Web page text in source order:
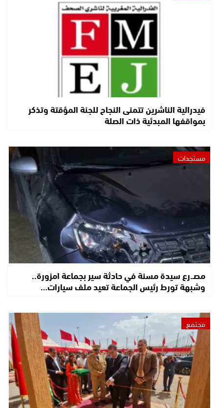
فيدرالية الناشرين تتمنى النجاح للجنة المؤقتة وتذكر
بمواقفها المبدئية ذات الصلة
مستجدات
مصـ.رع سيدة مسنة في حادثة سير بجماعة امزورة..
وشبهة تورط رئيس الجماعة تعيد ملف سيارات…
مجتمع